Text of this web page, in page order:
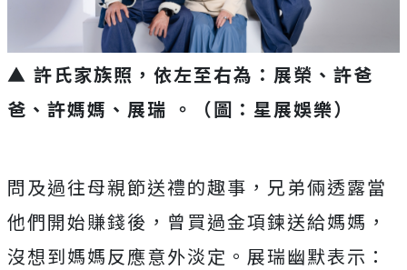
▲ 許氏家族照，依左至右為：展榮、許爸
爸、許媽媽、展瑞 。（圖：星展娛樂）
問及過往母親節送禮的趣事，兄弟倆透露當
他們開始賺錢後， 曾買過金項鍊送給媽媽，
沒想到媽媽反應意外淡定。展瑞幽默表示：